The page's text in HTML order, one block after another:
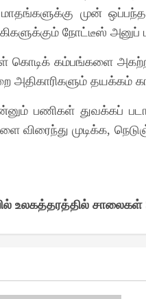
முன்
நோட்டீஸ் அனுப்
கொடிக் கம்பங்களை
அதிகாரிகளும் தயக்கம்
பணிகள் துவக்கப்
விரைந்து முடிக்க,
உலகத்தரத்தில்